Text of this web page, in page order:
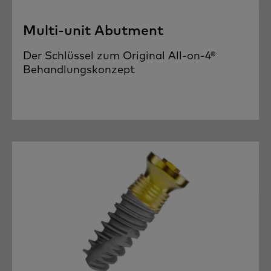
Multi-unit Abutment
Der Schlüssel zum Original All-on-4®
Behandlungskonzept